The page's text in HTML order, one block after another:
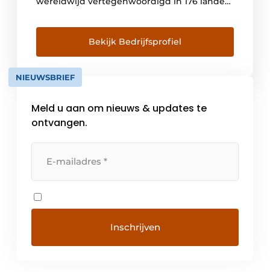
zorgen voor een snelle en betrouwbare
levering van elektrische en pneumatische
componenten. De ambitie van Festo is om
als innovatieve partner klanten in staat te
stellen hun concurrentiekracht te verhogen,
Bekijk Bedrijfsprofiel
NIEUWSBRIEF
Meld u aan om nieuws & updates te
ontvangen.